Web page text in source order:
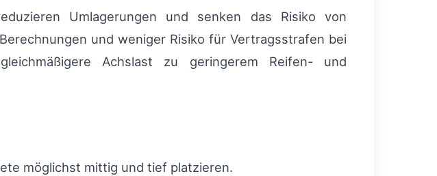
Umlagerungen und senken das Risiko von
und weniger Risiko für Vertragsstrafen bei
Achslast zu geringerem Reifen- und
möglichst mittig und tief platzieren.